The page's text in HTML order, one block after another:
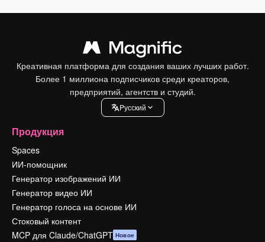
Креативная платформа для создания ваших лучших работ.
Более 1 миллиона подписчиков среди креаторов,
предприятий, агентств и студий.
Pусский
Продукция
Spaces
ИИ-помощник
Генератор изображений ИИ
Генератор видео ИИ
Генератор голоса на основе ИИ
Стоковый контент
MCP для Claude/ChatGPT Новое